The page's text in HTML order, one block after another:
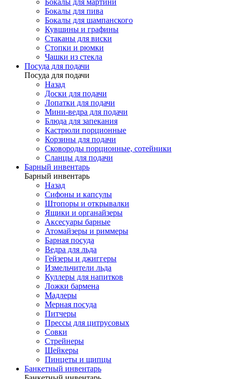
Бокалы для пива
Бокалы для шампанского
Кувшины и графины
Стаканы для виски
Стопки и рюмки
Чашки из стекла
Посуда для подачи
Посуда для подачи
Назад
Доски для подачи
Лопатки для подачи
Мини-ведра для подачи
Блюда для запекания
Кастрюли порционные
Корзины для подачи
Сковороды порционные, сотейники
Сланцы для подачи
Барный инвентарь
Барный инвентарь
Назад
Сифоны и капсулы
Штопоры и открывалки
Ящики и органайзеры
Аксесуары барные
Атомайзеры и риммеры
Барная посуда
Ведра для льда
Гейзеры и джиггеры
Измельчители льда
Куллеры для напитков
Ложки бармена
Мадлеры
Мерная посуда
Питчеры
Прессы для цитрусовых
Совки
Стрейнеры
Шейкеры
Пинцеты и щипцы
Банкетный инвентарь